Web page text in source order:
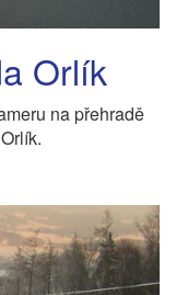
Orlík
na přehradě